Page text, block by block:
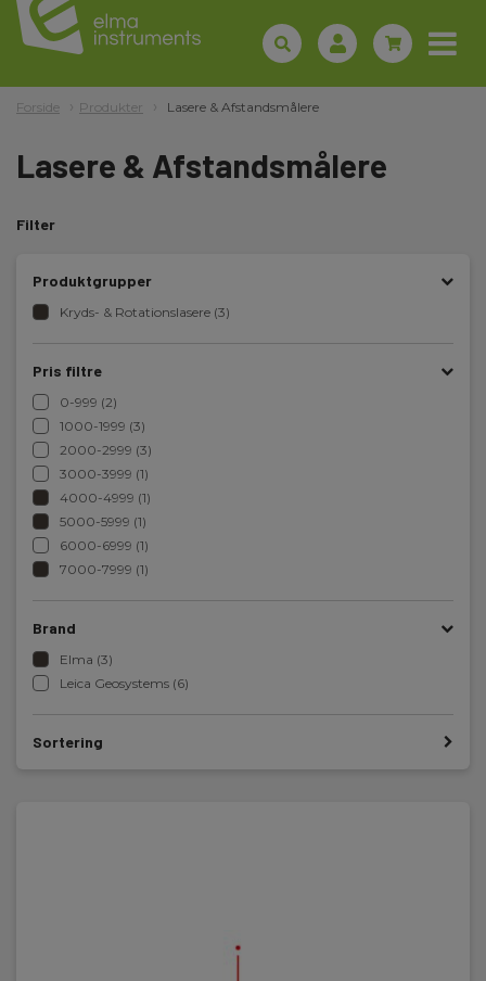
Forside Produkter Lasere & Afstandsmålere
Lasere & Afstandsmålere
Filter
Produktgrupper
Kryds- & Rotationslasere (3)
Pris filtre
0-999 (2)
1000-1999 (3)
2000-2999 (3)
3000-3999 (1)
4000-4999 (1)
5000-5999 (1)
6000-6999 (1)
7000-7999 (1)
Brand
Elma (3)
Leica Geosystems (6)
Sortering